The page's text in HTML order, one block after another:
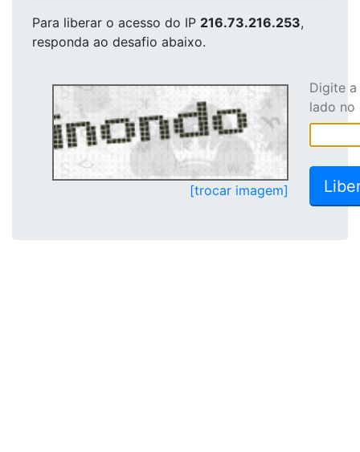
Para liberar o acesso do IP 216.73.216.253,
responda ao desafio abaixo.
[trocar imagem]
Digite
lado no